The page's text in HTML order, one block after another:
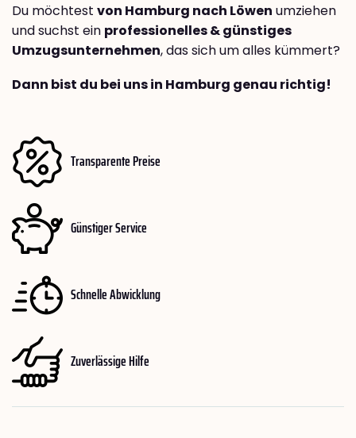
Du möchtest von Hamburg nach Löwen umziehen
und suchst ein professionelles & günstiges
Umzugsunternehmen, das sich um alles kümmert?
Dann bist du bei uns in Hamburg genau richtig!
Transparente Preise
Günstiger Service
Schnelle Abwicklung
Zuverlässige Hilfe